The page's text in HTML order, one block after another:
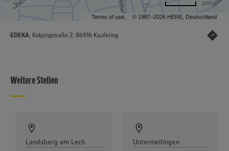
Terms of use © 1987–2026 HERE, Deutschland
200 m
EDEKA, Kolpingstraße 2, 86916 Kaufering
Weitere Stellen
Landsberg am Lech Untermeitingen